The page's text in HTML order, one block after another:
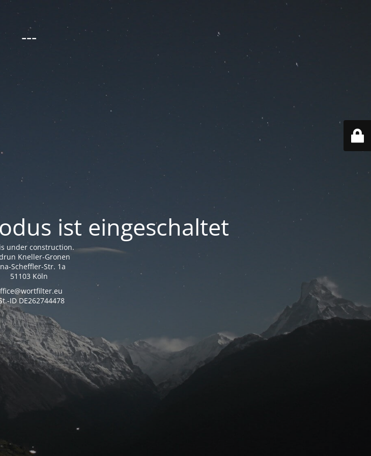
---
ist eingeschaltet
under construction.
Kneller-Gronen
Scheffler-Str. 1a
51103 Köln
ID DE262744478